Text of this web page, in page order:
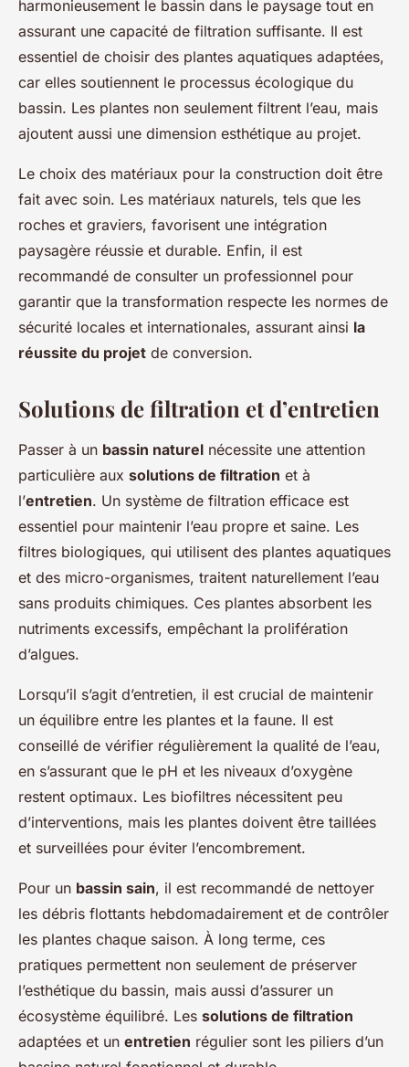
harmonieusement le bassin dans le paysage tout en
assurant une capacité de filtration suffisante. Il est
essentiel de choisir des plantes aquatiques adaptées,
car elles soutiennent le processus écologique du
bassin. Les plantes non seulement filtrent l’eau, mais
ajoutent aussi une dimension esthétique au projet.
Le choix des matériaux pour la construction doit être
fait avec soin. Les matériaux naturels, tels que les
roches et graviers, favorisent une intégration
paysagère réussie et durable. Enfin, il est
recommandé de consulter un professionnel pour
garantir que la transformation respecte les normes de
sécurité locales et internationales, assurant ainsi la
réussite du projet de conversion.
Solutions de filtration et d’entretien
Passer à un bassin naturel nécessite une attention
particulière aux solutions de filtration et à
l’entretien. Un système de filtration efficace est
essentiel pour maintenir l’eau propre et saine. Les
filtres biologiques, qui utilisent des plantes aquatiques
et des micro-organismes, traitent naturellement l’eau
sans produits chimiques. Ces plantes absorbent les
nutriments excessifs, empêchant la prolifération
d’algues.
Lorsqu’il s’agit d’entretien, il est crucial de maintenir
un équilibre entre les plantes et la faune. Il est
conseillé de vérifier régulièrement la qualité de l’eau,
en s’assurant que le pH et les niveaux d’oxygène
restent optimaux. Les biofiltres nécessitent peu
d’interventions, mais les plantes doivent être taillées
et surveillées pour éviter l’encombrement.
Pour un bassin sain, il est recommandé de nettoyer
les débris flottants hebdomadairement et de contrôler
les plantes chaque saison. À long terme, ces
pratiques permettent non seulement de préserver
l’esthétique du bassin, mais aussi d’assurer un
écosystème équilibré. Les solutions de filtration
adaptées et un entretien régulier sont les piliers d’un